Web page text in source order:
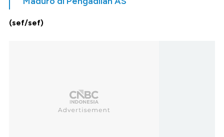
(sef/sef)